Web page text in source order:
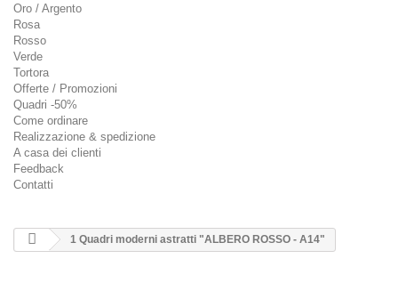
Oro / Argento
Rosa
Rosso
Verde
Tortora
Offerte / Promozioni
Quadri -50%
Come ordinare
Realizzazione & spedizione
A casa dei clienti
Feedback
Contatti
1 Quadri moderni astratti "ALBERO ROSSO - A14"